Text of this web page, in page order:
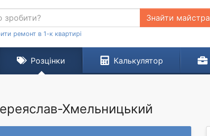
Знайти майстра
ремонт в 1-к квартирі
Розцінки Калькулятор
Хмельницький